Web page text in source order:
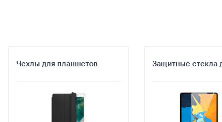
Чехлы для планшетов
Защитные стекла